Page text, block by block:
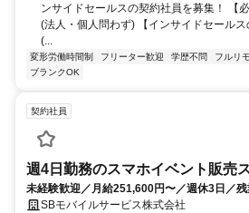
ンサイドセールスの契約社員を募集！ 【
(法人・個人問わず) 【インサイドセール
(...
変形労働時間制 フリーター歓迎 学歴不問 フルリ
ブランクOK
契約社員
週4日勤務のスマホイベント販売
未経験歓迎／月給251,600円〜／週休3日／
SBモバイルサービス株式会社